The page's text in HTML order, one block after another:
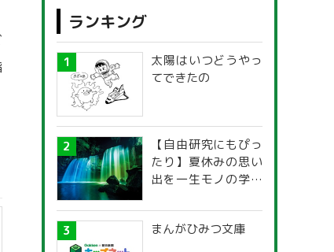
ランキング
太陽はいつどうやっ
てできたの
【自由研究にもぴっ
たり】夏休みの思い
出を一生モノの学び
探究ガイド
まんがひみつ文庫